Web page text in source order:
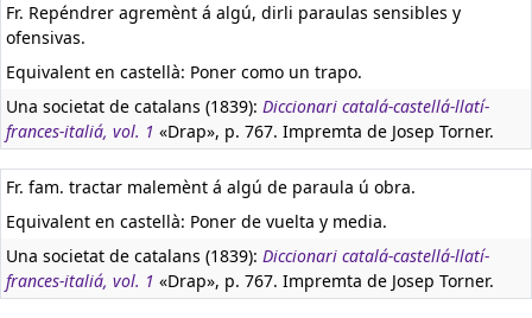
Fr. Repéndrer agremènt á algú, dirli paraulas sensibles y
ofensivas.
Equivalent en castellà: Poner como un trapo.
Una societat de catalans (1839): Diccionari catalá-castellá-llatí-
frances-italiá, vol. 1 «Drap», p. 767. Impremta de Josep Torner.
Fr. fam. tractar malemènt á algú de paraula ú obra.
Equivalent en castellà: Poner de vuelta y media.
Una societat de catalans (1839): Diccionari catalá-castellá-llatí-
frances-italiá, vol. 1 «Drap», p. 767. Impremta de Josep Torner.